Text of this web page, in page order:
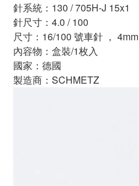
針系統：130 / 705H-J 15x1
針尺寸：4.0 / 100
尺寸：16/100 號車針 ， 4mm
內容物：盒裝/1枚入
國家：德國
製造商：SCHMETZ